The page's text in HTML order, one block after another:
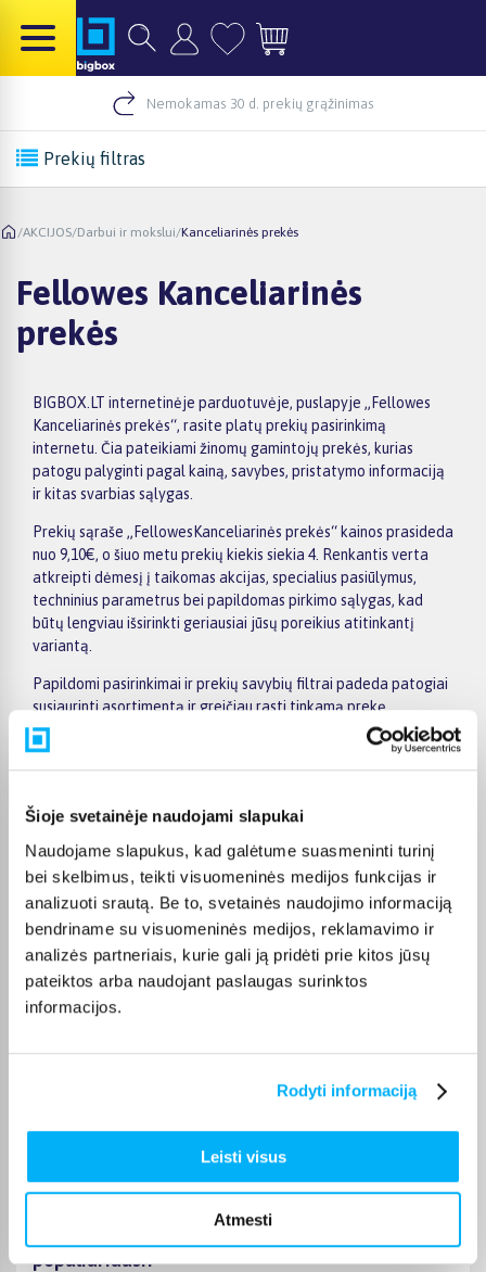
Šioje svetainėje naudojami slapukai
Naudojame slapukus, kad galėtume suasmeninti turinį
bei skelbimus, teikti visuomeninės medijos funkcijas ir
analizuoti srautą. Be to, svetainės naudojimo informaciją
bendriname su visuomeninės medijos, reklamavimo ir
analizės partneriais, kurie gali ją pridėti prie kitos jūsų
pateiktos arba naudojant paslaugas surinktos
informacijos.
Rodyti informaciją
Leisti visus
Atmesti
Nemokamas 30 d. prekių grąžinimas
Prekių filtras
/AKCIJOS/Darbui ir mokslui/Kanceliarinės prekės
Fellowes Kanceliarinės
prekės
BIGBOX.LT internetinėje parduotuvėje, puslapyje „Fellowes
Kanceliarinės prekės“, rasite platų prekių pasirinkimą
internetu. Čia pateikiami žinomų gamintojų prekės, kurias
patogu palyginti pagal kainą, savybes, pristatymo informaciją
ir kitas svarbias sąlygas.
Prekių sąraše „FellowesKanceliarinės prekės“ kainos prasideda
nuo 9,10€, o šiuo metu prekių kiekis siekia 4. Renkantis verta
atkreipti dėmesį į taikomas akcijas, specialius pasiūlymus,
techninius parametrus bei papildomas pirkimo sąlygas, kad
būtų lengviau išsirinkti geriausiai jūsų poreikius atitinkantį
variantą.
Papildomi pasirinkimai ir prekių savybių filtrai padeda patogiai
susiaurinti asortimentą ir greičiau rasti tinkamą prekę.
Peržiūrėkite „FellowesKanceliarinės prekės“ pasiūlymus
BIGBOX.LT, palyginkite prekes ir pirkite internetu patogiai.
Pasirinktą prekę pristatysime per jos aprašyme nurodytą
Pirkėjų atsiliepimai apie prekes
Otilija J.
Patvirtintas pirkėjas
Kokie Fellowes Kanceliarinės prekės
kategorijoje esantys produktai šiuo metu
populiariausi?